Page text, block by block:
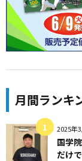
月間ランキ
2025年
国学
だけで